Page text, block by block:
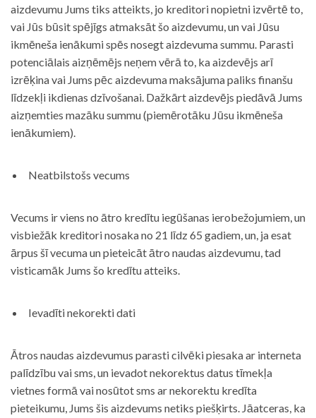
aizdevumu Jums tiks atteikts, jo kreditori nopietni izvērtē to,
vai Jūs būsit spējīgs atmaksāt šo aizdevumu, un vai Jūsu
ikmēneša ienākumi spēs nosegt aizdevuma summu. Parasti
potenciālais aizņēmējs neņem vērā to, ka aizdevējs arī
izrēķina vai Jums pēc aizdevuma maksājuma paliks finanšu
līdzekļi ikdienas dzīvošanai. Dažkārt aizdevējs piedāvā Jums
aizņemties mazāku summu (piemērotāku Jūsu ikmēneša
ienākumiem).
Neatbilstošs vecums
Vecums ir viens no ātro kredītu iegūšanas ierobežojumiem, un
visbiežāk kreditori nosaka no 21 līdz 65 gadiem, un, ja esat
ārpus šī vecuma un pieteicāt ātro naudas aizdevumu, tad
visticamāk Jums šo kredītu atteiks.
Ievadīti nekorekti dati
Ātros naudas aizdevumus parasti cilvēki piesaka ar interneta
palīdzību vai sms, un ievadot nekorektus datus tīmekļa
vietnes formā vai nosūtot sms ar nekorektu kredīta
pieteikumu, Jums šis aizdevums netiks piešķirts. Jāatceras, ka